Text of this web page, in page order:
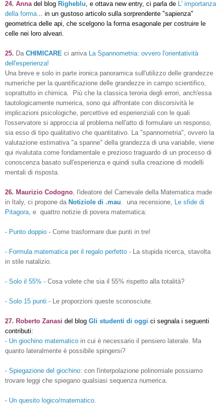
24. Anna del blog Righeblu , e ottava new entry, ci parla de
L' importanza
della forma.
.. in un gustoso articolo sulla sorprendente "sapienza"
geometrica delle api, che scelgono la forma esagonale per costruire le
celle nei loro alveari.
25. Da CHIMICARE ci arriva
La Spannometria: ovvero l'orientatività
dell'esperienza!
Una breve e solo in parte ironica panoramica sull'utilizzo delle grandezze
numeriche per la quantificazione delle grandezze in campo scientifico,
soprattutto in chimica. Più che la classica teroria degli errori, anch'essa
tautologicamente numerica, sono qui affrontate con discorsività le
implicazioni psicologiche, percettive ed esperienziali con le quali
l'osservatore si approccia al problema nell'atto di formulare un responso,
sia esso di tipo qualitativo che quantitativo. La "spannometria", ovvero la
valutazione estimativa "a spanne" della grandezza di una variabile, viene
qui rivalutata come fondamentale e prezioso traguardo di un processo di
conoscenza basato sull'esperienza e quindi sulla creazione di modelli
mentali di risposta.
26. Maurizio Codogno , l'ideatore del Carnevale della Matematica made
in Italy, ci propone da Notiziole di .mau una recensione,
Le sfide di
Pitagora , e quattro notizie di povera matematica:
- Punto doppio - Come trasformare due punti in tre!
- Formula matematica per il regalo perfetto - La stupida ricerca, stavolta
in stile natalizio.
- Solo il 55% - Cosa volete che sia il 55% rispetto alla totalità?
- Solo 15 punti - Le proporzioni queste sconosciute.
27. Roberto Zanasi del blog Gli studenti di oggi ci segnala i seguenti
contributi:
- Un giochino matematico in cui è necessario il pensiero laterale. Ma
quanto lateralmente è possibile spingersi?
- Spiegazione del giochino: con l'interpolazione polinomiale possiamo
trovare leggi che spiegano qualsiasi sequenza numerica.
- Un quesito logico/matematico